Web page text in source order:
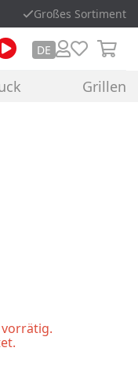
Großes Sortiment
DE
Grillen